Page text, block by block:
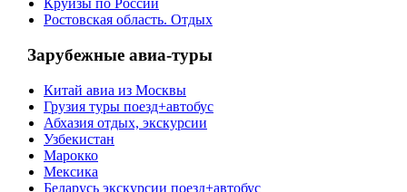
Круизы по России
Ростовская область. Отдых
Зарубежные авиа-туры
Китай авиа из Москвы
Грузия туры поезд+автобус
Абхазия отдых, экскурсии
Узбекистан
Марокко
Мексика
Беларусь экскурсии поезд+автобус